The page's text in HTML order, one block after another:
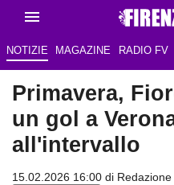
NOTIZIE MAGAZINE RADIO FV
Primavera,
un gol a
all'intervallo
15.02.2026 16:00 di Redazione